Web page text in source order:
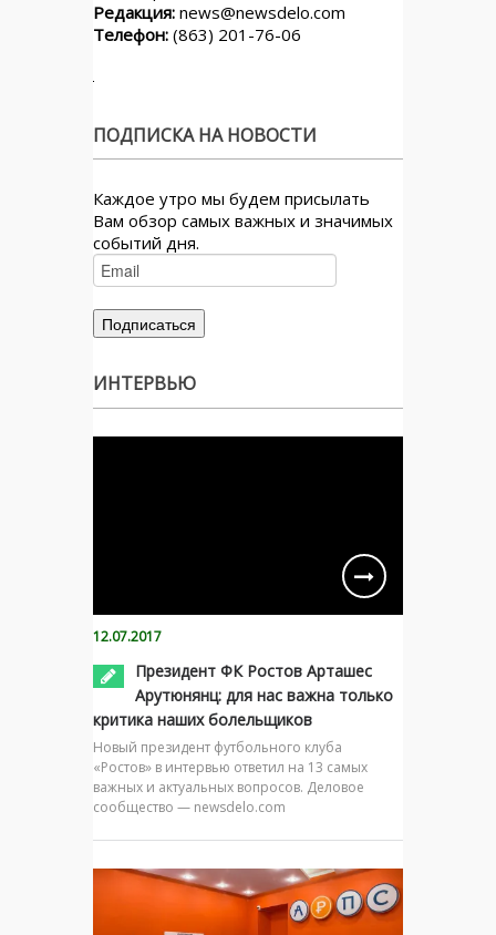
Редакция: news@newsdelo.com
Телефон: (863) 201-76-06
ПОДПИСКА НА НОВОСТИ
Каждое утро мы будем присылать
Вам обзор самых важных и значимых
событий дня.
ИНТЕРВЬЮ
12.07.2017
Президент ФК Ростов Арташес
Арутюнянц: для нас важна только
критика наших болельщиков
Новый президент футбольного клуба
«Ростов» в интервью ответил на 13 самых
важных и актуальных вопросов. Деловое
сообщество — newsdelo.com